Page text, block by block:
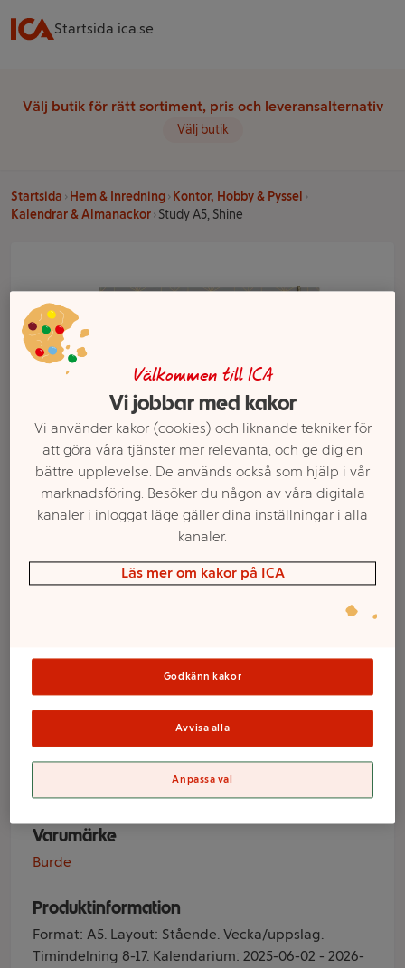
Startsida ica.se
Välj butik för rätt sortiment, pris och leveransalternativ
Välj butik
Startsida Hem & Inredning
Kontor, Hobby & Pyssel
Kalendrar & Almanackor Study A5, Shine
Study A5, Shine
Varumärke
Burde
Produktinformation
Format: A5. Layout: Stående. Vecka/uppslag.
Timindelning 8-17. Kalendarium: 2025-06-02 - 2026-
Sortimentet kan variera mellan butikerna
Välkommen till ICA
Vi jobbar med kakor
Vi använder kakor (cookies) och liknande tekniker för
att göra våra tjänster mer relevanta, och ge dig en
bättre upplevelse. De används också som hjälp i vår
marknadsföring. Besöker du någon av våra digitala
kanaler i inloggat läge gäller dina inställningar i alla
kanaler.
Läs mer om kakor på ICA
Godkänn kakor
Avvisa alla
Anpassa val